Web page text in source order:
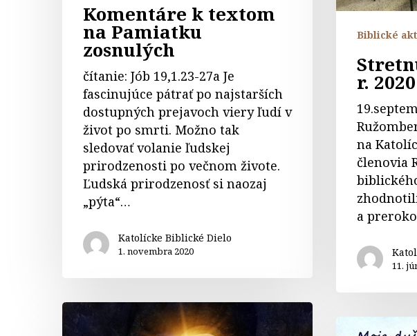
Komentáre k textom
na Pamiatku
zosnulých
čítanie: Jób 19,1.23-27a Je
fascinujúce pátrať po najstarších
dostupných prejavoch viery ľudí v
život po smrti. Možno tak
sledovať volanie ľudskej
prirodzenosti po večnom živote.
Ľudská prirodzenosť si naozaj
„pýta“…
Katolícke Biblické Dielo
1. novembra 2020
Biblické
r. 2020
na
členovia
a
11.
Komentáre